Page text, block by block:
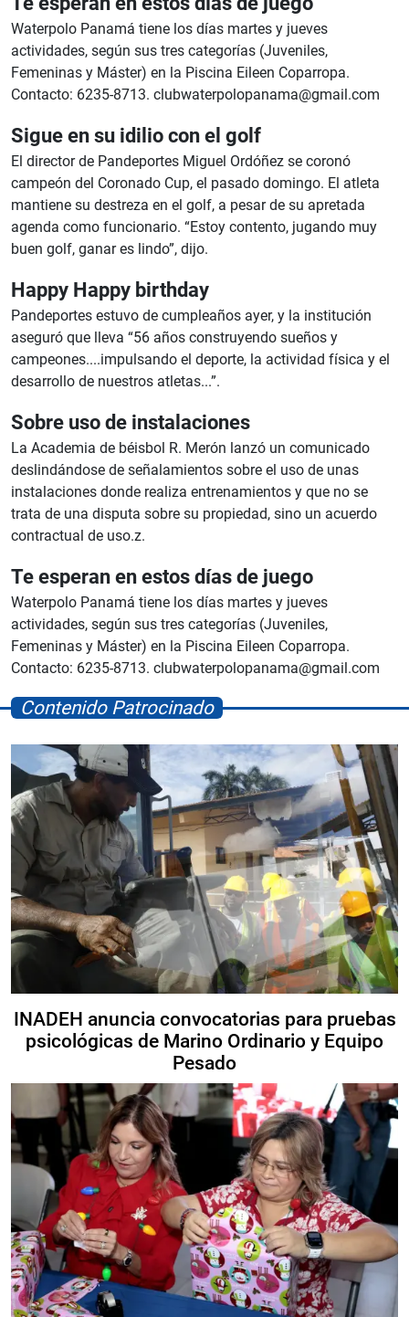
Waterpolo Panamá tiene los días martes y jueves
actividades, según sus tres categorías (Juveniles,
Femeninas y Máster) en la Piscina Eileen Coparropa.
Contacto: 6235-8713. clubwaterpolopanama@gmail.com
Sigue en su idilio con el golf
El director de Pandeportes Miguel Ordóñez se coronó
campeón del Coronado Cup, el pasado domingo. El atleta
mantiene su destreza en el golf, a pesar de su apretada
agenda como funcionario. “Estoy contento, jugando muy
buen golf, ganar es lindo”, dijo.
Happy Happy birthday
Pandeportes estuvo de cumpleaños ayer, y la institución
aseguró que lleva “56 años construyendo sueños y
campeones....impulsando el deporte, la actividad física y el
desarrollo de nuestros atletas...”.
Sobre uso de instalaciones
La Academia de béisbol R. Merón lanzó un comunicado
deslindándose de señalamientos sobre el uso de unas
instalaciones donde realiza entrenamientos y que no se
trata de una disputa sobre su propiedad, sino un acuerdo
contractual de uso.z.
Te esperan en estos días de juego
Waterpolo Panamá tiene los días martes y jueves
actividades, según sus tres categorías (Juveniles,
Femeninas y Máster) en la Piscina Eileen Coparropa.
Contacto: 6235-8713. clubwaterpolopanama@gmail.com
Contenido Patrocinado
INADEH anuncia convocatorias para pruebas
psicológicas de Marino Ordinario y Equipo
Pesado